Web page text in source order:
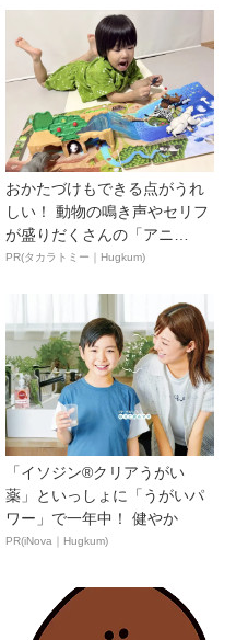
おかたづけもできる点がうれ
しい！ 動物の鳴き声やセリフ
が盛りだくさんの「アニ
ア ...
PR(タカラトミー｜Hugkum)
「イソジン®クリアうがい
薬」といっしょに「うがいパ
ワー」で一年中！ 健やか
PR(iNova｜Hugkum)